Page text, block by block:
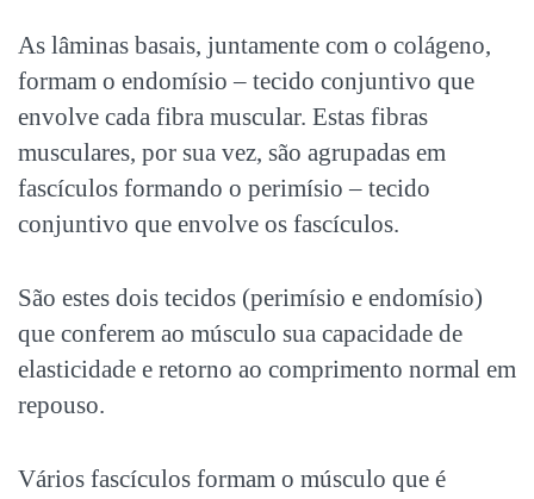
As lâminas basais, juntamente com o colágeno,
formam o endomísio – tecido conjuntivo que
envolve cada fibra muscular. Estas fibras
musculares, por sua vez, são agrupadas em
fascículos formando o perimísio – tecido
conjuntivo que envolve os fascículos.
São estes dois tecidos (perimísio e endomísio)
que conferem ao músculo sua capacidade de
elasticidade e retorno ao comprimento normal em
repouso.
Vários fascículos formam o músculo que é